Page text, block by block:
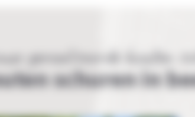
gerealiseerde houten
schuren in